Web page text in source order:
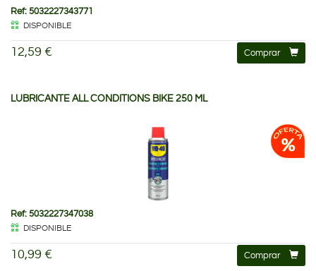
Ref: 5032227343771
DISPONIBLE
12,59 € Comprar
LUBRICANTE ALL CONDITIONS BIKE 250 ML
Ref: 5032227347038
DISPONIBLE
10,99 € Comprar